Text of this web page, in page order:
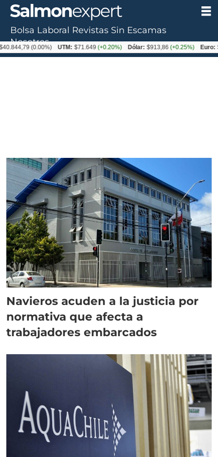
Tag:
justicia
Navieros acuden a la justicia por
normativa que afecta a
trabajadores embarcados
Bolsa Laboral Revistas Sin Escamas
Nosotros
(0.00%) UTM: $71.649(+0.20%) Dólar: $913,86(+0.25%) Euro: